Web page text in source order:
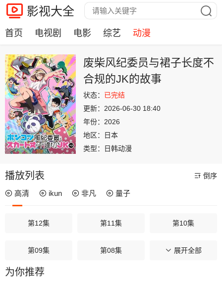
影视大全
首页 电视剧 电影 综艺 动漫
废柴风纪委员与裙子长度不
合规的JK的故事
状态： 已完结
更新： 2026-06-30 18:40
年份： 2026
地区：
日本
类型：
日韩动漫
播放列表 倒序
高清 ikun 非凡 量子
第12集 第11集 第10集
第09集 第08集 第07集
第06集
展开全部
为你推荐